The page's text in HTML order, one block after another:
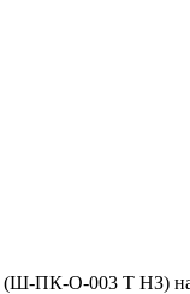
ПК-О-003 Т НЗ)